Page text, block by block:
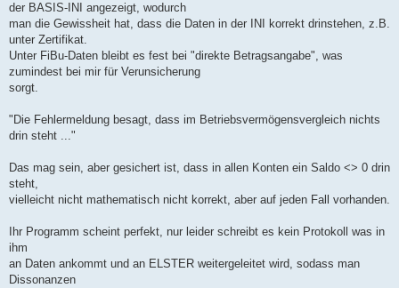
der BASIS-INI angezeigt, wodurch
man die Gewissheit hat, dass die Daten in der INI korrekt drinstehen, z.B.
unter Zertifikat.
Unter FiBu-Daten bleibt es fest bei "direkte Betragsangabe", was
zumindest bei mir für Verunsicherung
sorgt.
"Die Fehlermeldung besagt, dass im Betriebsvermögensvergleich nichts
drin steht ..."
Das mag sein, aber gesichert ist, dass in allen Konten ein Saldo <> 0 drin
steht,
vielleicht nicht mathematisch nicht korrekt, aber auf jeden Fall vorhanden.
Ihr Programm scheint perfekt, nur leider schreibt es kein Protokoll was in
ihm
an Daten ankommt und an ELSTER weitergeleitet wird, sodass man
Dissonanzen